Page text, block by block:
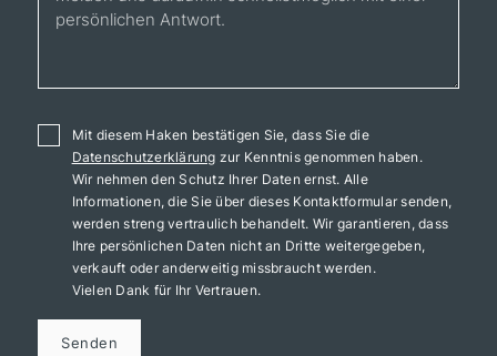
Mit diesem Haken bestätigen Sie, dass Sie die
Datenschutzerklärung zur Kenntnis genommen haben.
Wir nehmen den Schutz Ihrer Daten ernst. Alle
Informationen, die Sie über dieses Kontaktformular senden,
werden streng vertraulich behandelt. Wir garantieren, dass
Ihre persönlichen Daten nicht an Dritte weitergegeben,
verkauft oder anderweitig missbraucht werden.
Vielen Dank für Ihr Vertrauen.
Senden